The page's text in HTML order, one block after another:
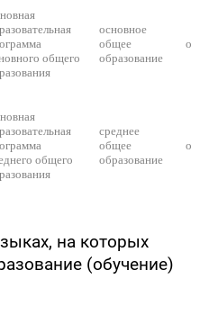
общего
основное
общее
образование
общего
среднее
общее
образование
на которых
(обучение)